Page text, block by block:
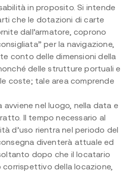
in proposito. Si intende
che le dotazioni di carte
dall’armatore, coprono
per la navigazione,
conto delle dimensioni della
delle strutture portuali e
coste; tale area comprende
avviene nel luogo, nella data e
Il tempo necessario al
d’uso rientra nel periodo del
diventerà attuale ed
dopo che il locatario
della locazione,